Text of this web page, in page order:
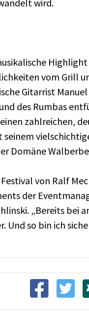
wird.
vom Grill
Gitarrist
des Rumbas
zahlreichen,
Domäne
von Ralf
der
„Bereits bei
Und so bin ich